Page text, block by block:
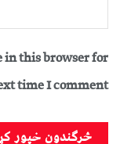
in this browser for
time I comment.